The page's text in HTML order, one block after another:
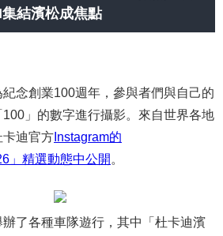
結濱松成焦點
念創業100週年，參與者們與自己的
」的數字進行攝影。來自世界各地
卡迪官方Instagram的
」精選動態中公開
了各種車隊遊行，其中「杜卡迪濱